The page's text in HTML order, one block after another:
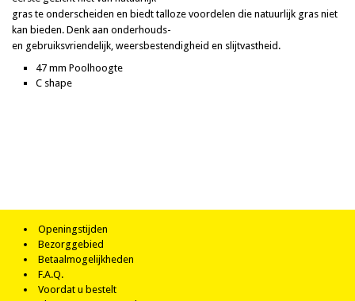
gras te onderscheiden en biedt talloze voordelen die natuurlijk gras niet
kan bieden. Denk aan onderhouds-
en gebruiksvriendelijk, weersbestendigheid en slijtvastheid.
47 mm Poolhoogte
C shape
Openingstijden
Bezorggebied
Betaalmogelijkheden
F.A.Q.
Voordat u bestelt